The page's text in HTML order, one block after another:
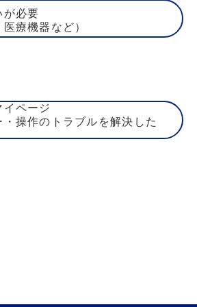
が必要
療機器など）
ページ
操作のトラブルを解決した